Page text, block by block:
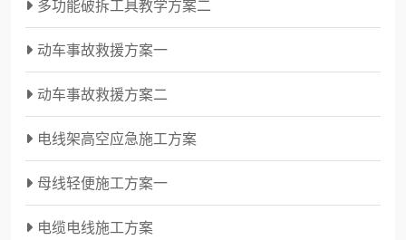
多功能破拆工具教学方案二
动车事故救援方案一
动车事故救援方案二
电线架高空应急施工方案
母线轻便施工方案一
电缆电线施工方案